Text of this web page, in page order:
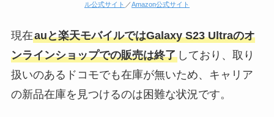
ル公式サイト ／Amazon公式サイト
現在auと楽天モバイルではGalaxy S23 Ultraのオ
ンラインショップでの販売は終了しており、取り
扱いのあるドコモでも在庫が無いため、キャリア
の新品在庫を見つけるのは困難な状況です。